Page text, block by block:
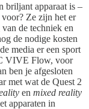
briljant apparaat is –
Ze zijn het er
de techniek en
de nodige kosten
media er een sport
VIVE Flow, voor
ben je afgesloten
met wat de Quest 2
en mixed reality
apparaten in